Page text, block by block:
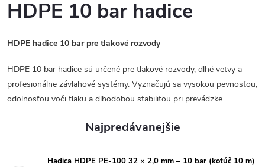
HDPE 10 bar hadice
HDPE hadice 10 bar pre tlakové rozvody
HDPE 10 bar hadice sú určené pre tlakové rozvody, dlhé vetvy a
profesionálne závlahové systémy. Vyznačujú sa vysokou pevnosťou,
odolnosťou voči tlaku a dlhodobou stabilitou pri prevádzke.
Najpredávanejšie
Hadica HDPE PE-100 32 × 2,0 mm – 10 bar (kotúč 10 m)